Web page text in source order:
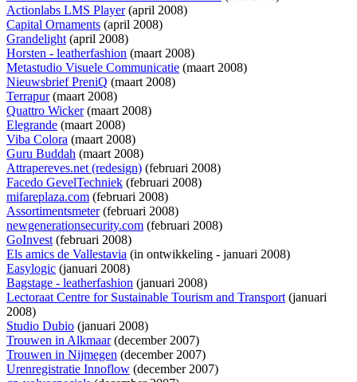
Actionlabs LMS Player(april 2008)
Capital Ornaments (april 2008)
Grandelight(april 2008)
Horsten - leatherfashion (maart 2008)
Metastudio Visuele Communicatie (maart 2008)
Nieuwsbrief PreniQ (maart 2008)
Terrapur(maart 2008)
Quattro Wicker(maart 2008)
Elegrande (maart 2008)
Viba Colora (maart 2008)
Guru Buddah (maart 2008)
Attrapereves.net (redesign) (februari 2008)
Facedo GevelTechniek (februari 2008)
mifareplaza.com (februari 2008)
Assortimentsmeter(februari 2008)
newgenerationsecurity.com (februari 2008)
GoInvest(februari 2008)
Els amics de Vallestavia (in ontwikkeling - januari 2008)
Easylogic (januari 2008)
Bagstage - leatherfashion (januari 2008)
Lectoraat Centre for Sustainable Tourism and Transport(januari
2008)
Studio Dubio (januari 2008)
Trouwen in Alkmaar(december 2007)
Trouwen in Nijmegen (december 2007)
Urenregistratie Innoflow (december 2007)